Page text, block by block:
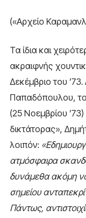
(«Αρχείο
Τα ίδια και
ακραιφνής
Δεκέμβριο του
Παπαδόπουλου,
(25 Νοεμβρίου
δικτάτορας»,
λοιπόν:
ατμόσφαιρα
δυνάμεθα ακόμη
σημείου
Πάντως,